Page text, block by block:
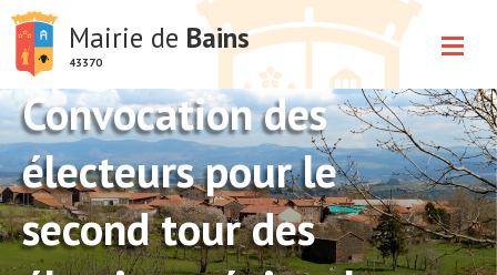
Mairie de Bains
43370
Convocation des
électeurs pour le
second tour des